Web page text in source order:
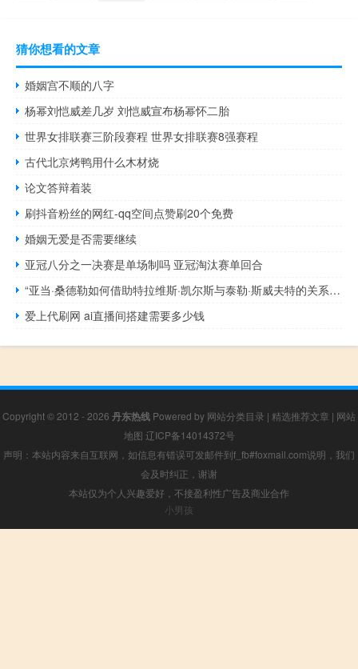
猜你想看的文章
婚姻宫不顺的八字
杨幂刘恺威差几岁 刘恺威宣布杨幂怀二胎
世界女排联赛三阶段赛程 世界女排联赛8强赛程
古代北京烤鸭用什么木材烧
论文答辩着装
刷抖音粉丝的网红-qq空间点赞刷20个免费
婚姻无爱是否需要继续
亚冠八分之一决赛是单场制吗 亚冠淘汰赛单回合
“亚当·桑德勒如何借助特拉维斯·凯尔斯与泰勒·斯威夫特的关系进行创作？”
爱上代刷网 ai直播间搭建需要多少钱
Copyright © 2012 - 2026 丹东热线 Powered by 网站分类目录 | 精选推荐文章 | 网站
地图 辽ICP备14014372号
声明：本站内容来自互联网，如信息有错误可发邮件到f_fb#foxmail.com说明，我们
会及时纠正，谢谢
本站仅为个人兴趣爱好，不接盈利性广告及商业合作
小男孩